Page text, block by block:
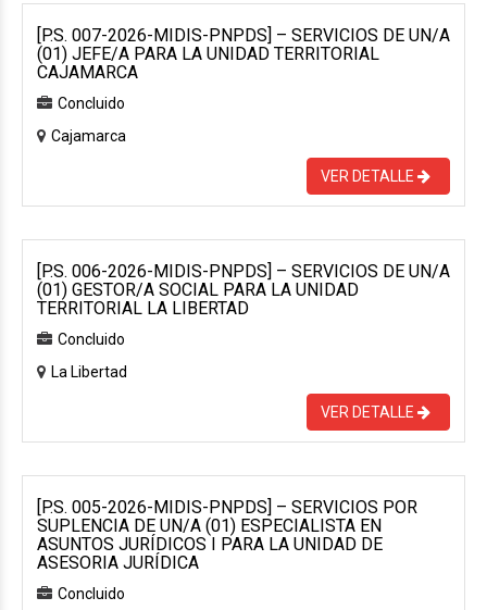
[P.S. 007-2026-MIDIS-PNPDS] – SERVICIOS DE UN/A
(01) JEFE/A PARA LA UNIDAD TERRITORIAL
CAJAMARCA
Concluido
Cajamarca
VER DETALLE
[P.S. 006-2026-MIDIS-PNPDS] – SERVICIOS DE UN/A
(01) GESTOR/A SOCIAL PARA LA UNIDAD
TERRITORIAL LA LIBERTAD
Concluido
La Libertad
VER DETALLE
[P.S. 005-2026-MIDIS-PNPDS] – SERVICIOS POR
SUPLENCIA DE UN/A (01) ESPECIALISTA EN
ASUNTOS JURÍDICOS I PARA LA UNIDAD DE
ASESORIA JURÍDICA
Concluido